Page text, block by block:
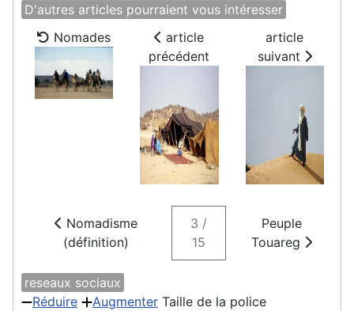
D'autres articles pourraient vous intéresser
Nomades
article
précédent
article
suivant
Nomadisme
(définition)
3 /
15
Peuple
Touareg
reseaux sociaux
Réduire
Augmenter Taille de la police